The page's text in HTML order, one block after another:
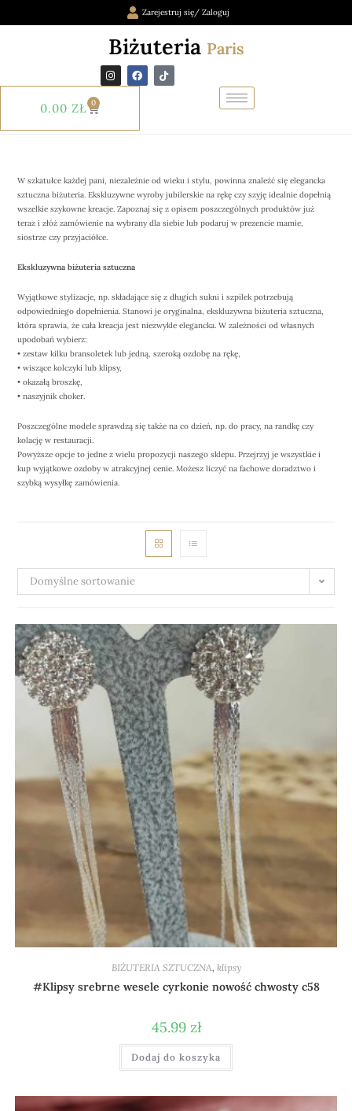
Zarejestruj się/ Zaloguj
Biżuteria Paris
0.00 ZŁ 0
W szkatułce każdej pani, niezależnie od wieku i stylu, powinna znaleźć się elegancka
sztuczna biżuteria. Ekskluzywne wyroby jubilerskie na rękę czy szyję idealnie dopełnią
wszelkie szykowne kreacje. Zapoznaj się z opisem poszczególnych produktów już
teraz i złóż zamówienie na wybrany dla siebie lub podaruj w prezencie mamie,
siostrze czy przyjaciółce.
Ekskluzywna biżuteria sztuczna
Wyjątkowe stylizacje, np. składające się z długich sukni i szpilek potrzebują
odpowiedniego dopełnienia. Stanowi je oryginalna, ekskluzywna biżuteria sztuczna,
która sprawia, że cała kreacja jest niezwykle elegancka. W zależności od własnych
upodobań wybierz:
• zestaw kilku bransoletek lub jedną, szeroką ozdobę na rękę,
• wiszące kolczyki lub klipsy,
• okazałą broszkę,
• naszyjnik choker.
Poszczególne modele sprawdzą się także na co dzień, np. do pracy, na randkę czy
kolację w restauracji.
Powyższe opcje to jedne z wielu propozycji naszego sklepu. Przejrzyj je wszystkie i
kup wyjątkowe ozdoby w atrakcyjnej cenie. Możesz liczyć na fachowe doradztwo i
szybką wysyłkę zamówienia.
Domyślne sortowanie
BIŻUTERIA SZTUCZNA klipsy
#Klipsy srebrne wesele cyrkonie nowość chwosty c58
45.99 zł
Dodaj do koszyka